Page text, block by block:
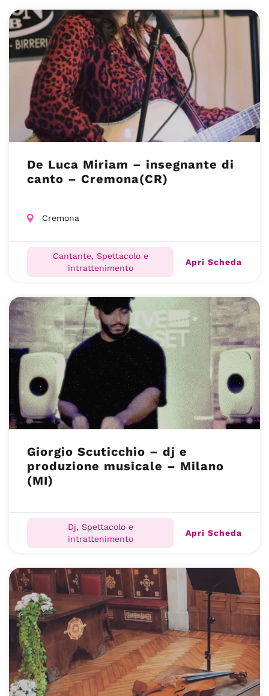
De Luca Miriam – insegnante di
canto – Cremona(CR)
Cremona
Cantante, Spettacolo e
intrattenimento
Apri Scheda
Giorgio Scuticchio – dj e
produzione musicale – Milano
(MI)
Dj, Spettacolo e
intrattenimento
Apri Scheda